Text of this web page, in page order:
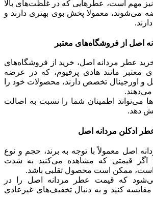
مهم است، عطرهایی که در غلظت‌های بالا
می‌شوند، معمولا پخش بوی بهتری دارند و
اصل از فروشگاه‌های معتبر
عطر مردانه اصل، خرید از فروشگاه‌های
معتبر مانند هادی پرفیوم، که در عرضه
و اورجینال تخصص دارند، محصولات خود را
می‌دهند.
می‌تواند اطمینان شما را نسبت به اصالت
دهد.
ادکلن مردانه اصل
اصل معمولاً با توجه به برند، حجم و نوع
اگر قیمتی که مشاهده می‌کنید به شدت
است، ممکن است محصول تقلبی باشد.
که قیمت عطر مردانه اصل را در
کنید و به دنبال تخفیف‌های غیرعادی